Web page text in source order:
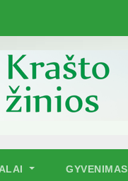
GYVENIMAS